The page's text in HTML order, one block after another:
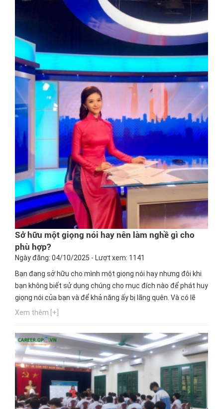
Sở hữu một giọng nói hay nên làm nghề gì cho
phù hợp?
Ngày đăng: 04/10/2025 - Lượt xem: 1141
Bạn đang sở hữu cho mình một giọng nói hay nhưng đôi khi
bạn không biết sử dụng chúng cho mục đích nào để phát huy
giọng nói của bạn và để khả năng ấy bị lãng quên. Và có lẽ
bạn đang thắc mắc với một giọng nói hay nên làm ngành
nghiệp GPO cập nhật thông tin này nhé!
Xem thêm [+]